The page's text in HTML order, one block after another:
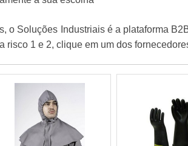
o Soluções Industriais é a plataforma
risco 1 e 2, clique em um dos